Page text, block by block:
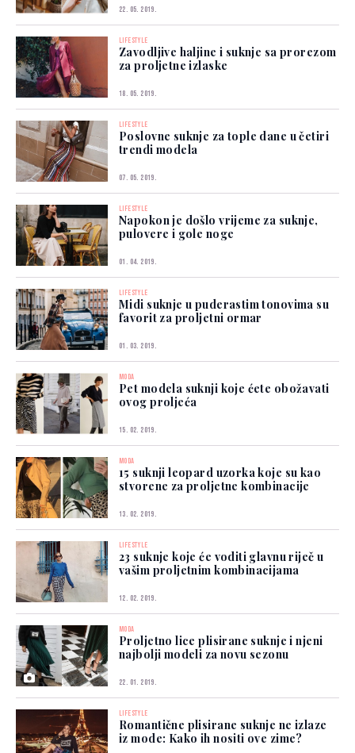
22. 05. 2019.
LIFESTYLE
Zavodljive haljine i suknje sa prorezom
za proljetne izlaske
18. 05. 2019.
LIFESTYLE
Poslovne suknje za tople dane u četiri
trendi modela
07. 05. 2019.
LIFESTYLE
Napokon je došlo vrijeme za suknje,
pulovere i gole noge
01. 04. 2019.
LIFESTYLE
Midi suknje u puderastim tonovima su
favorit za proljetni ormar
01. 03. 2019.
MODA
Pet modela suknji koje ćete obožavati
ovog proljeća
15. 02. 2019.
MODA
15 suknji leopard uzorka koje su kao
stvorene za proljetne kombinacije
13. 02. 2019.
LIFESTYLE
23 suknje koje će voditi glavnu riječ u
vašim proljetnim kombinacijama
12. 02. 2019.
MODA
Proljetno lice plisirane suknje i njeni
najbolji modeli za novu sezonu
22. 01. 2019.
LIFESTYLE
Romantične plisirane suknje ne izlaze
iz mode: Kako ih nositi ove zime?